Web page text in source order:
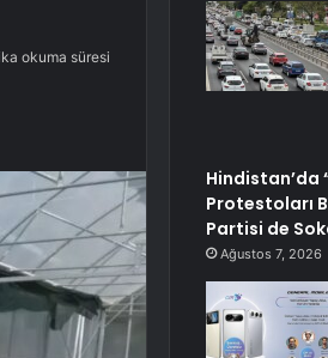
okuma süresi
Hindistan’da
Protestoları
Partisi de
Ağustos 7, 2026